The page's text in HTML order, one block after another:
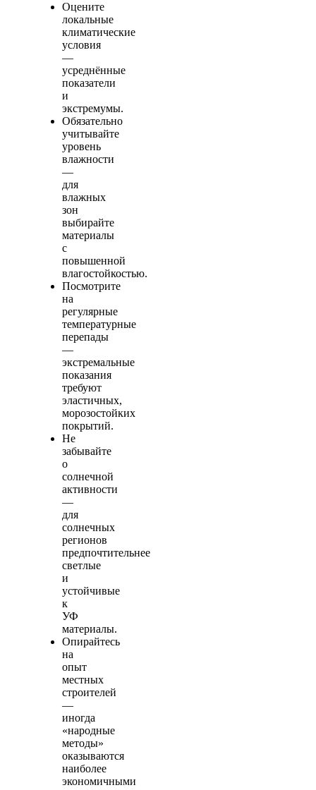
Оцените
локальные
климатические
условия
—
усреднённые
показатели
и
экстремумы.
Обязательно
учитывайте
уровень
влажности
—
для
влажных
зон
выбирайте
материалы
с
повышенной
влагостойкостью.
Посмотрите
на
регулярные
температурные
перепады
—
экстремальные
показания
требуют
эластичных,
морозостойких
покрытий.
Не
забывайте
о
солнечной
активности
—
для
солнечных
регионов
предпочтительнее
светлые
и
устойчивые
к
УФ
материалы.
Опирайтесь
на
опыт
местных
строителей
—
иногда
«народные
методы»
оказываются
наиболее
экономичными